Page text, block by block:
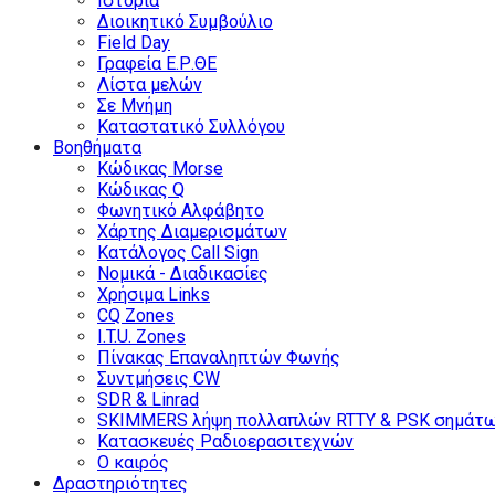
Διοικητικό Συμβούλιο
Field Day
Γραφεία Ε.Ρ.ΘΕ
Λίστα μελών
Σε Μνήμη
Καταστατικό Συλλόγου
Βοηθήματα
Κώδικας Morse
Κώδικας Q
Φωνητικό Αλφάβητο
Χάρτης Διαμερισμάτων
Κατάλογος Call Sign
Νομικά - Διαδικασίες
Χρήσιμα Links
CQ Zones
I.T.U. Zones
Πίνακας Επαναληπτών Φωνής
Συντμήσεις CW
SDR & Linrad
SKIMMERS λήψη πολλαπλών RTTY & PSK
Κατασκευές Ραδιοερασιτεχνών
Ο καιρός
Δραστηριότητες